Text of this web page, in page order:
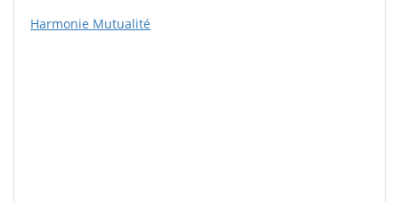
Harmonie Mutualité